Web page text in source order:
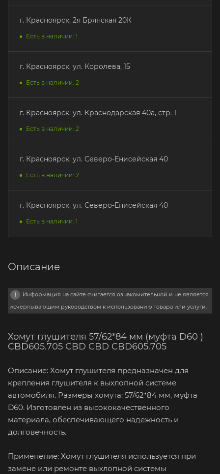
г. Красноярск, 2я Брянская 20К
Есть в наличии: 1
г. Красноярск, ул. Королева, 15
Есть в наличии: 2
г. Красноярск, ул. Краснодарская 40а, стр. 1
Есть в наличии: 2
г. Красноярск, ул. Северо-Енисейская 40
Есть в наличии: 2
г. Красноярск, ул. Северо-Енисейская 40
Есть в наличии: 1
Описание
Информация на сайте считается ознакомительной и не является
исчерпывающим руководством к использованию товара или услуги.
Хомут глушителя 57/62*84 мм (муфта D60 )
CBD605.705 CBD CBD CBD605.705
Описание: Хомут глушителя предназначен для
крепления глушителя к выхлопной системе
автомобиля. Размеры хомута: 57/62*84 мм, муфта
D60. Изготовлен из высококачественного
материала, обеспечивающего надежность и
долговечность.
Применение: Хомут глушителя используется при
замене или ремонте выхлопной системы